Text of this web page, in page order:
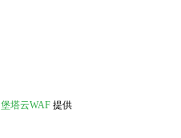
堡塔云WAF 提供